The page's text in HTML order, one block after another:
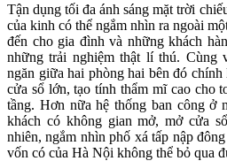
Tận dụng tối đa ánh sáng mặt trời
của kinh có thể ngắm nhìn ra ngoài
đến cho gia đình và những khách
những trải nghiệm thật lí thú.
ngăn giữa hai phòng hai bên đó
cửa sổ lớn, tạo tính thẩm mĩ cao cho
tầng. Hơn nữa hệ thống ban công ở
khách có không gian mở, mở cửa
nhiên, ngắm nhìn phố xá tấp nập
vốn có của Hà Nội không thể bỏ qua